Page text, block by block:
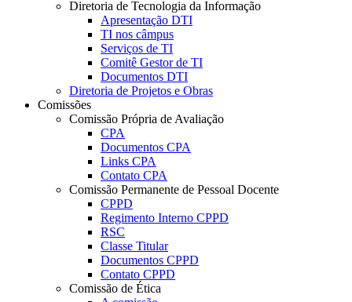
Diretoria de Tecnologia da Informação
Apresentação DTI
TI nos câmpus
Serviços de TI
Comitê Gestor de TI
Documentos DTI
Diretoria de Projetos e Obras
Comissões
Comissão Própria de Avaliação
CPA
Documentos CPA
Links CPA
Contato CPA
Comissão Permanente de Pessoal Docente
CPPD
Regimento Interno CPPD
RSC
Classe Titular
Documentos CPPD
Contato CPPD
Comissão de Ética